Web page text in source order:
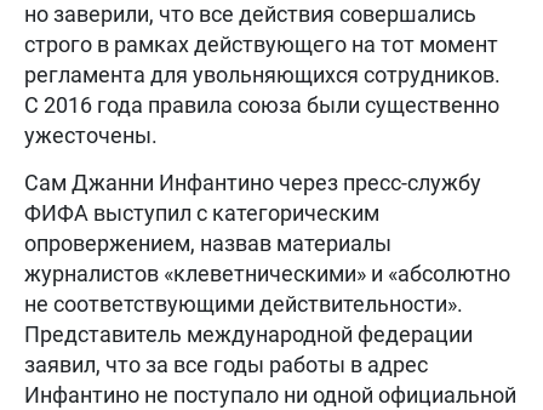
но заверили, что все действия совершались
строго в рамках действующего на тот момент
регламента для увольняющихся сотрудников.
С 2016 года правила союза были существенно
ужесточены.
Сам Джанни Инфантино через пресс-службу
ФИФА выступил с категорическим
опровержением, назвав материалы
журналистов «клеветническими» и «абсолютно
не соответствующими действительности».
Представитель международной федерации
заявил, что за все годы работы в адрес
Инфантино не поступало ни одной официальной